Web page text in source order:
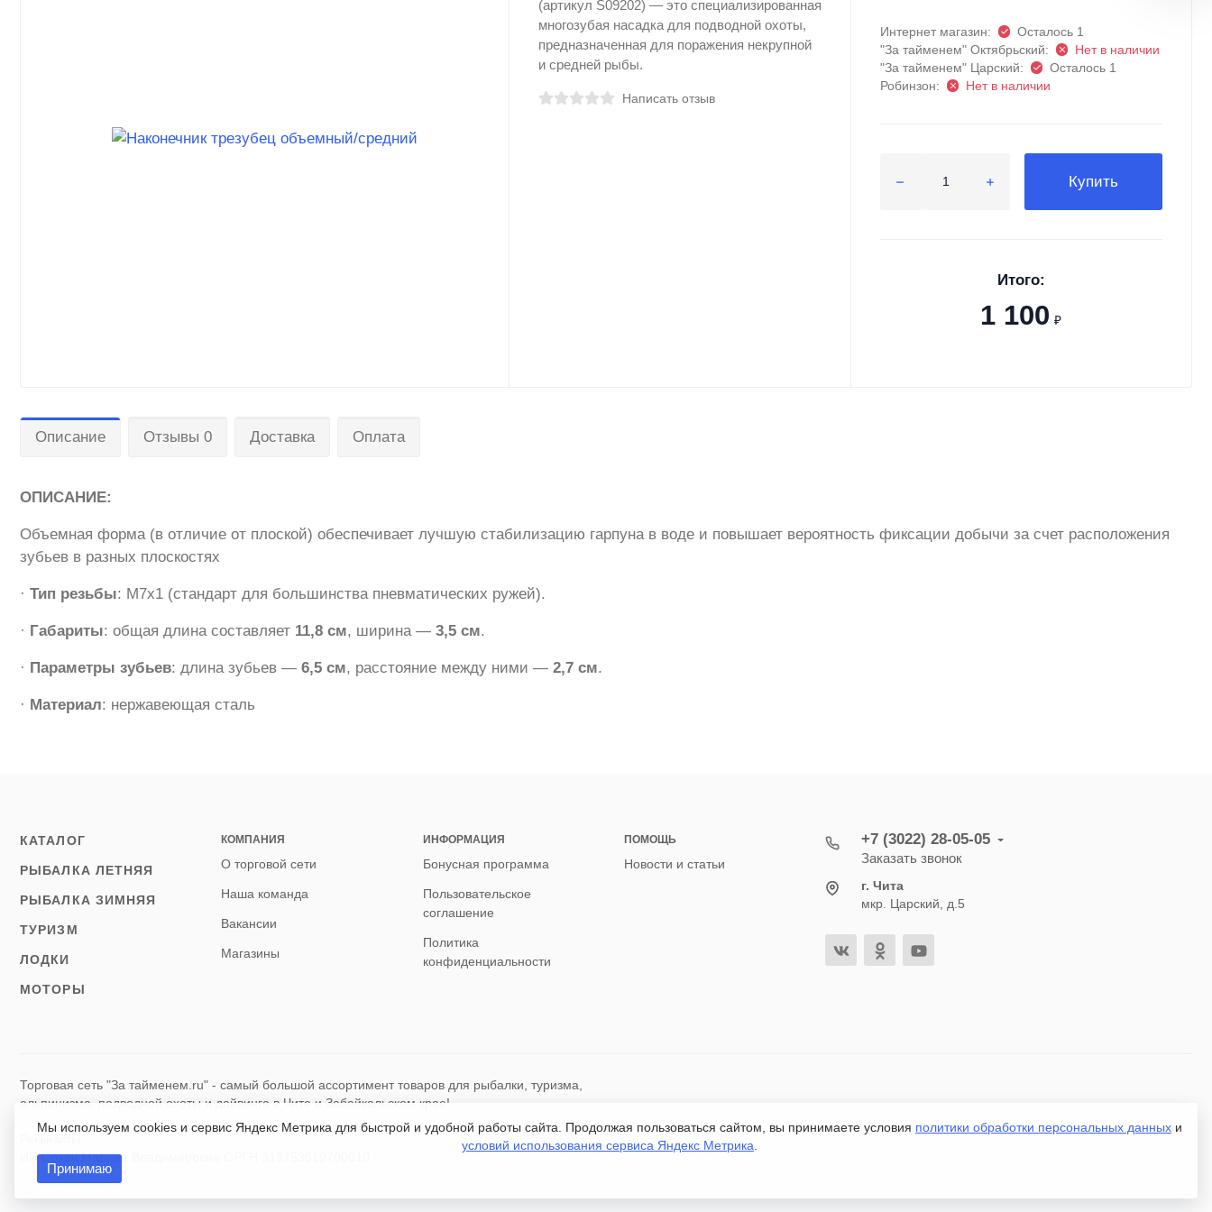
(артикул S09202) — это специализированная
многозубая насадка для подводной охоты,
предназначенная для поражения некрупной
и средней рыбы.
Написать отзыв
Интернет магазин:
Осталось 1
"За тайменем" Октябрьский:
Нет в наличии
"За тайменем" Царский:
Осталось 1
Робинзон:
Нет в наличии
Купить
Итого:
1 100 ₽
Описание Отзывы 0 Доставка Оплата
ОПИСАНИЕ:
Объемная форма (в отличие от плоской) обеспечивает лучшую стабилизацию гарпуна в воде и повышает вероятность фиксации добычи за счет расположения
зубьев в разных плоскостях
· Тип резьбы: M7х1 (стандарт для большинства пневматических ружей).
· Габариты: общая длина составляет 11,8 см, ширина — 3,5 см.
· Параметры зубьев: длина зубьев — 6,5 см, расстояние между ними — 2,7 см.
· Материал: нержавеющая сталь
КАТАЛОГ
РЫБАЛКА ЛЕТНЯЯ
РЫБАЛКА ЗИМНЯЯ
ТУРИЗМ
ЛОДКИ
МОТОРЫ
КОМПАНИЯ
О торговой сети
Наша команда
Вакансии
Магазины
ИНФОРМАЦИЯ
Бонусная программа
Пользовательское
соглашение
Политика
конфиденциальности
ПОМОЩЬ
Новости и статьи
+7 (3022) 28-05-05
Заказать звонок
г. Чита
мкр. Царский, д.5
Торговая сеть "За тайменем.ru" - самый большой ассортимент товаров для рыбалки, туризма,
альпинизма, подводной охоты и дайвинга в Чите и Забайкальском крае!
ИП Сохач Марина Владимировна ОРГН 313753619700010
Мы используем cookies и сервис Яндекс Метрика для быстрой и удобной работы сайта. Продолжая пользоваться сайтом, вы принимаете условия политики обработки персональных данных и
условий использования сервиса Яндекс Метрика
Принимаю